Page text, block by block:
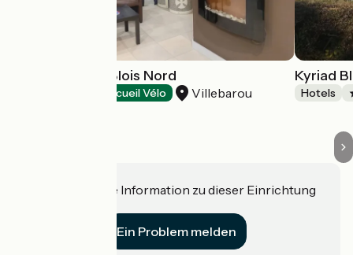
Hôtel Le Cosy Blois Nord
Accueil Vélo Villebarou
Kyriad
Hotels
Haben Sie eine Information zu dieser Einrichtung
Ein Problem melden